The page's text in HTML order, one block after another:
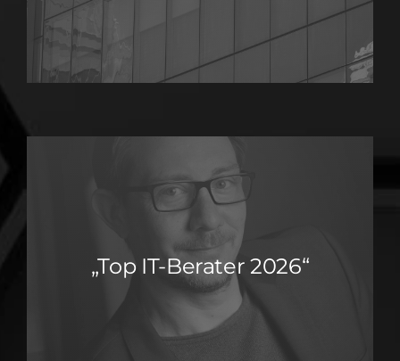
„Top IT-Berater 2026“